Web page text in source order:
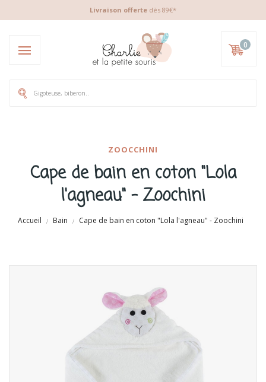
Livraison offerte dès 89€*
0
ZOOCCHINI
Cape de bain en coton "Lola
l'agneau" - Zoochini
Accueil Bain Cape de bain en coton "Lola l'agneau" - Zoochini